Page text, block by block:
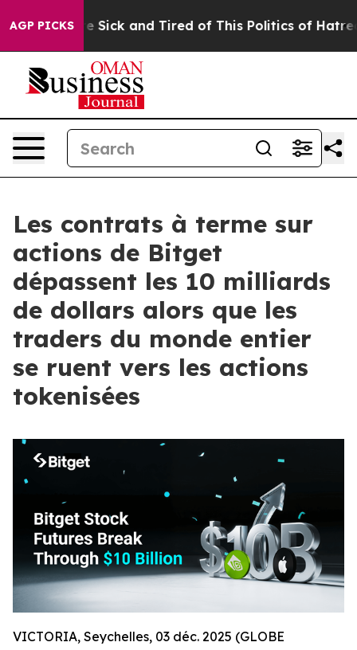
AGP PICKS
Are Sick and Tired of This Politics of Hatred”
Les contrats à terme sur
actions de Bitget
dépassent les 10 milliards
de dollars alors que les
traders du monde entier
se ruent vers les actions
tokenisées
VICTORIA, Seychelles, 03 déc. 2025 (GLOBE